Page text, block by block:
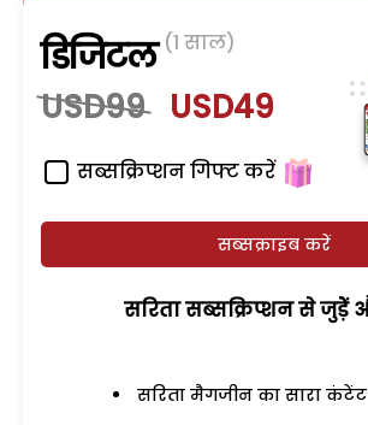
डिजिटल (1 साल)
USD99 USD49
सब्सक्रिप्शन गिफ्ट करें
सब्सक्राइब करें
सरिता सब्सक्रिप्शन से जुड़ेें
सरिता मैगजीन का सारा कंटेंट